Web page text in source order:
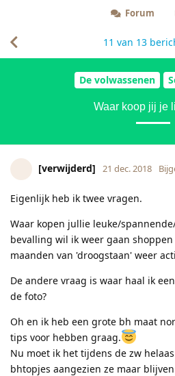
Forum
De volwassenen
Waar koop jij je
11 van 13
[verwijderd] 21 dec. 2018
Eigenlijk heb ik twee vragen.
Waar kopen jullie leuke/
bevalling wil ik weer gaan
maanden van 'droogstaan' weer
De andere vraag is waar haal ik
de foto?
Oh en ik heb een grote bh maat
tips voor hebben graag.
Nu moet ik het tijdens de zw
bhtopjes aangezien ze maar